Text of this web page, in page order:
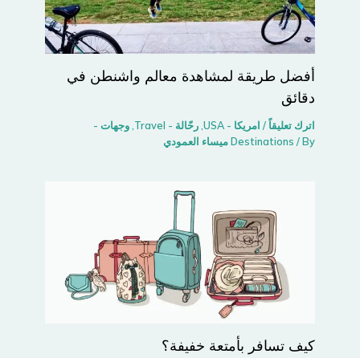
أفضل طريقة لمشاهدة معالم واشنطن في
دقائق
اترك تعليقاً / امريكا - USA ,رحّالة - Travel ,وجهات -
Destinations / By ميساء العمودي
كيف تسافر بأمتعة خفيفة؟